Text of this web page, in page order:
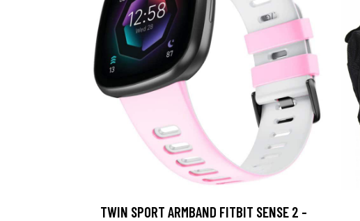
TWIN SPORT ARMBAND FITBIT SENSE 2 -